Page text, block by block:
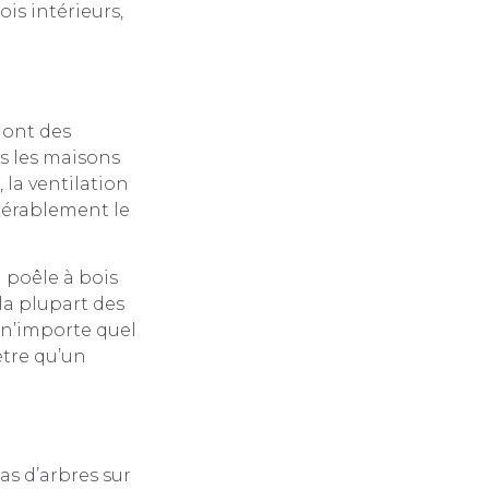
intérieurs,
des
les maisons
la ventilation
le
poêle à bois
plupart des
quel
qu’un
d’arbres sur